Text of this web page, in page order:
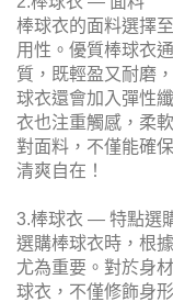
棒球衣的面料選擇
用性。優質棒球衣
質，既輕盈又耐磨
球衣還會加入彈性
衣也注重觸感，柔
對面料，不僅能確
清爽自在！
3.棒球衣 — 特點選
選購棒球衣時，根
尤為重要。對於身
球衣，不僅修飾身